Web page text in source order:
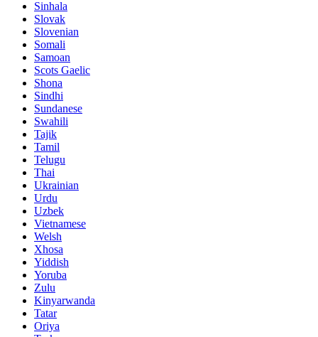
Sinhala
Slovak
Slovenian
Somali
Samoan
Scots Gaelic
Shona
Sindhi
Sundanese
Swahili
Tajik
Tamil
Telugu
Thai
Ukrainian
Urdu
Uzbek
Vietnamese
Welsh
Xhosa
Yiddish
Yoruba
Zulu
Kinyarwanda
Tatar
Oriya